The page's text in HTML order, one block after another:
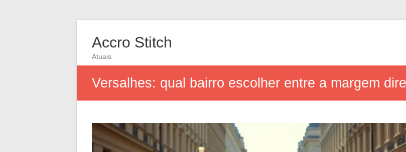
Accro Stitch
Atuais
Versalhes: qual bairro escolher entre a margem